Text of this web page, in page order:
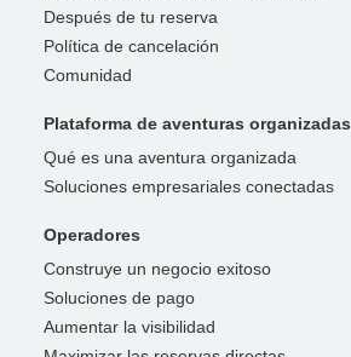
Después de tu reserva
Política de cancelación
Comunidad
Plataforma de aventuras organizadas
Qué es una aventura organizada
Soluciones empresariales conectadas
Operadores
Construye un negocio exitoso
Soluciones de pago
Aumentar la visibilidad